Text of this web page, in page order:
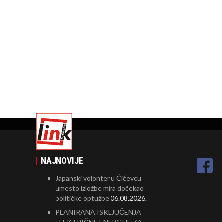
NAJNOVIJE
Japanski volonter u Ćićevcu
umesto izložbe mira dočekao
političke optužbe06.08.2026.
PLANIRANA ISKLJUČENJA